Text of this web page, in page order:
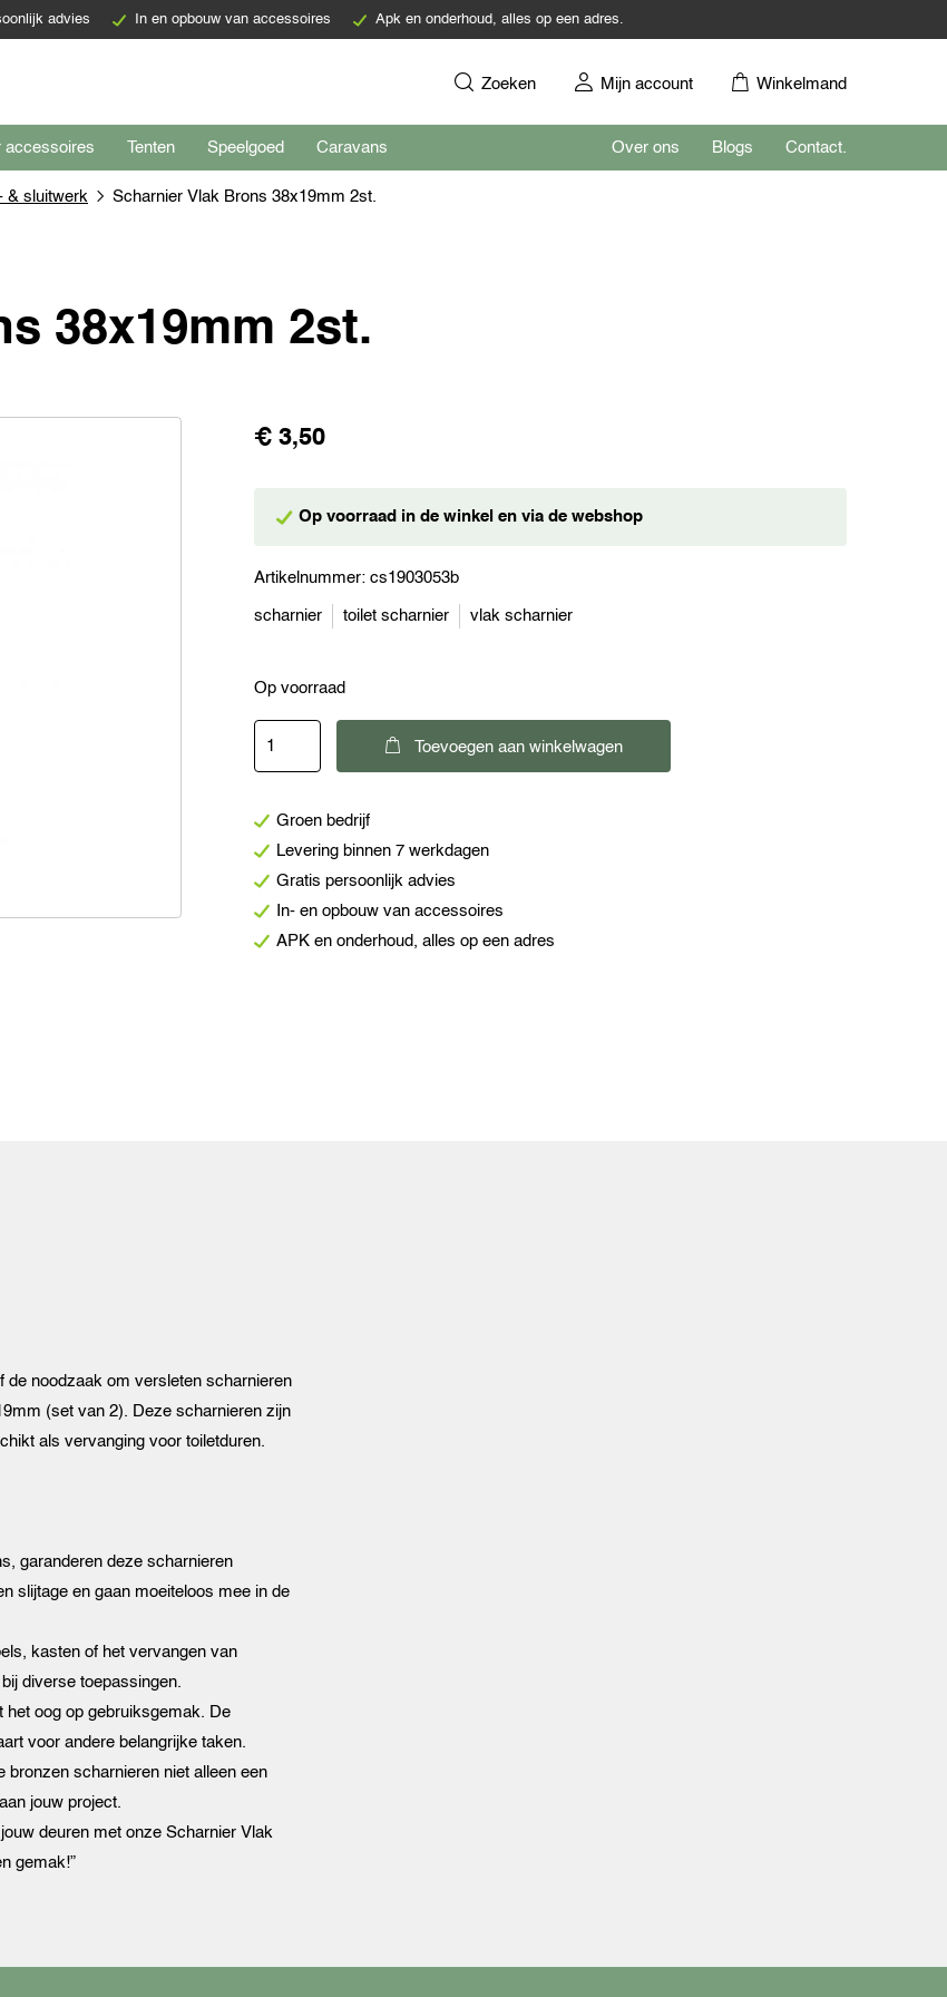
advies In en opbouw van accessoires Apk en onderhoud, alles op een adres.
Zoeken Mijn account Winkelmand
accessoires Tenten Speelgoed Caravans Over ons Blogs Contact.
& sluitwerk Scharnier Vlak Brons 38x19mm 2st.
38x19mm 2st.
€ 3,50
Op voorraad in de winkel en via de webshop
Artikelnummer: cs1903053b
scharnier toilet scharnier vlak scharnier
Op voorraad
38x19mm
2st.
aantal
Toevoegen aan winkelwagen
Groen bedrijf
Levering binnen 7 werkdagen
Gratis persoonlijk advies
In- en opbouw van accessoires
APK en onderhoud, alles op een adres
de noodzaak om versleten scharnieren
(set van 2). Deze scharnieren zijn
als vervanging voor toiletduren.
garanderen deze scharnieren
slijtage en gaan moeiteloos mee in de
kasten of het vervangen van
diverse toepassingen.
oog op gebruiksgemak. De
voor andere belangrijke taken.
bronzen scharnieren niet alleen een
jouw project.
deuren met onze Scharnier Vlak
gemak!”